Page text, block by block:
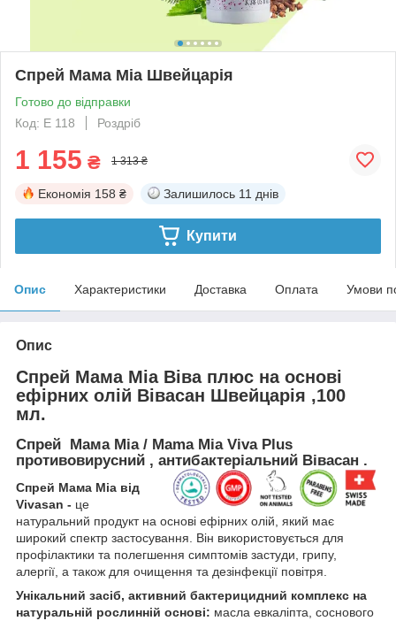
Спрей Мама Міа Швейцарія
Готово до відправки
Код: Е 118
Роздріб
1 155 ₴ 1 313 ₴
Економія 158 ₴ Залишилось 11 днів
Купити
Опис Характеристики Доставка Оплата Умови
Опис
Спрей Мама Міа Віва плюс на основі
ефірних олій Вівасан Швейцарія ,100
мл.
Спрей Мама Міа / Mama Mia Viva Plus
противовирусний , антибактеріальний Вівасан .
Спрей Мама Міа від
Vivasan - це
натуральний продукт на основі ефірних олій, який має
широкий спектр застосування. Він використовується для
профілактики та полегшення симптомів застуди, грипу,
алергії, а також для очищення та дезінфекції повітря.
Унікальний засіб, активний бактерицидний комплекс на
натуральній рослинній основі: масла евкаліпта, соснового